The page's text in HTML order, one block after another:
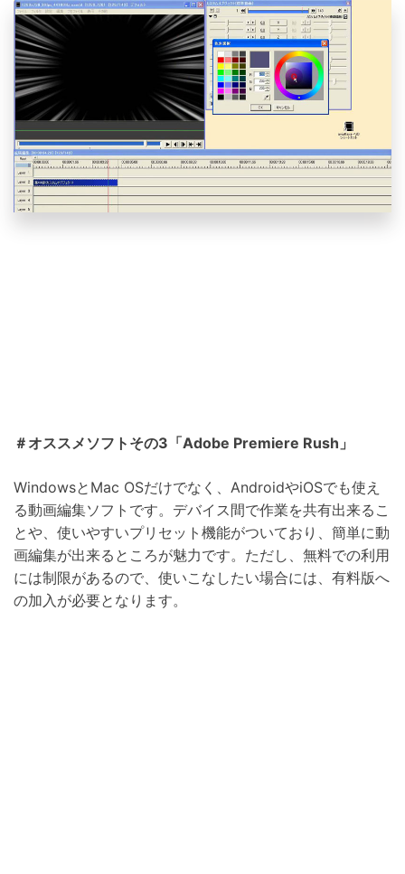
＃オススメソフトその3「Adobe Premiere Rush」
WindowsとMac OSだけでなく、AndroidやiOSでも使え
る動画編集ソフトです。デバイス間で作業を共有出来るこ
とや、使いやすいプリセット機能がついており、簡単に動
画編集が出来るところが魅力です。ただし、無料での利用
には制限があるので、使いこなしたい場合には、有料版へ
の加入が必要となります。